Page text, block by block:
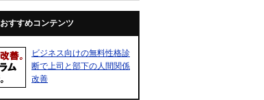
おすすめコンテンツ
ビジネス向けの無料性格診
断で上司と部下の人間関係
改善